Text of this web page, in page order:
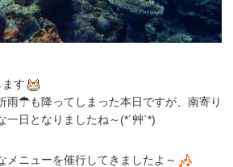
す
雨☂も降ってしまった本日ですが、南寄り
一日となりましたね～(*´艸`*)
メニューを催行してきましたよ～